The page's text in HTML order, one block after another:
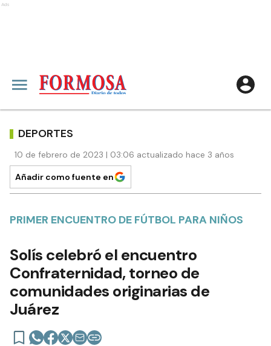
Ads
DEPORTES
10 de febrero de 2023 | 03:06 actualizado hace 3 años
Añadir como fuente en
PRIMER ENCUENTRO DE FÚTBOL PARA NIÑOS
Solís celebró el encuentro
Confraternidad, torneo de
comunidades originarias de
Juárez